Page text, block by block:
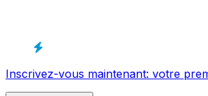
Inscrivez-vous maintenant: votre